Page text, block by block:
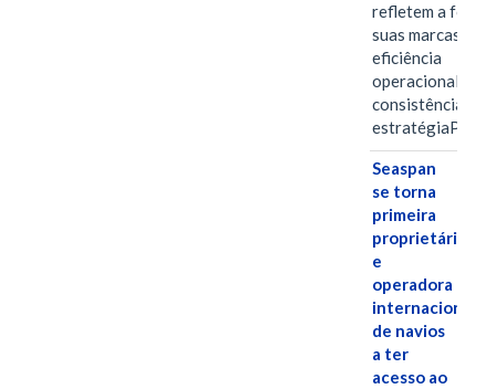
refletem a força
suas marcas, a
eficiência
operacional e a
consistência de
Seaspan
se torna
primeira
proprietária
e
operadora
internacional
de navios
a ter
acesso ao